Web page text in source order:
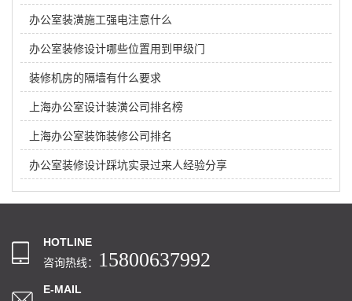
办公室装潢施工强电注意什么
办公室装修设计哪些位置用到甲级门
装修机房的隔墙有什么要求
上海办公室设计装潢公司排名榜
上海办公室装饰装修公司排名
办公室装修设计踩坑实录过来人经验分享
HOTLINE
咨询热线： 15800637992
E-MAIL